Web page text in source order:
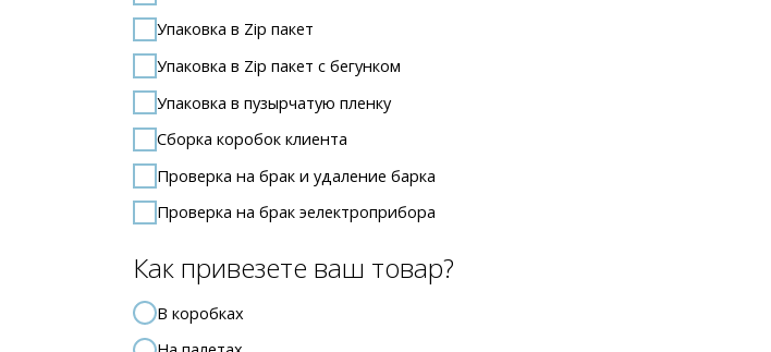
Упаковка в Zip пакет с бегунком
Упаковка в пузырчатую пленку
Сборка коробок клиента
Проверка на брак и удаление барка
Проверка на брак эелектроприбора
Как привезете ваш товар?
В коробках
На палетах
Укажите кол-во привезенных к нам коробок / мешков / палет